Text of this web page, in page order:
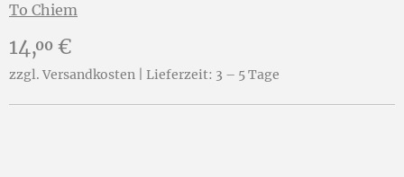
To Chiem
Preis:
14,00 €
zzgl. Versandkosten | Lieferzeit: 3 – 5 Tage